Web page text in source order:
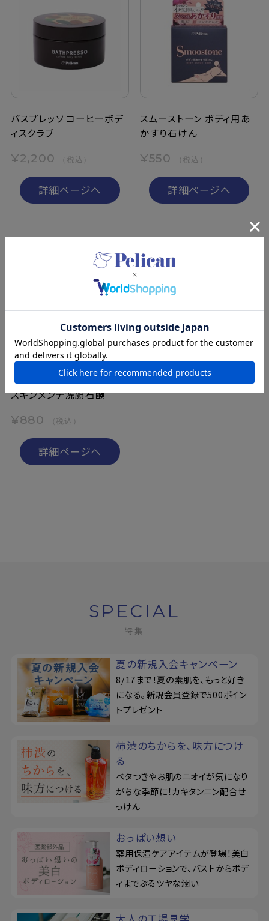
バスプレッソ コーヒーボデ
ィスクラブ
¥2,200 （税込）
詳細ページへ
スムーストーン ボディ用あ
かすり石けん
¥550 （税込）
詳細ページへ
スキンメンテ洗顔石鹸
¥880 （税込）
詳細ページへ
SPECIAL
特集
夏の新規入会キャンペーン
8/17まで！夏の素肌を、もっと好き
になる。新規会員登録で500ポイン
トプレゼント
柿渋のちからを、味方につけ
る
ベタつきやお肌のニオイが気になり
がちな季節に！カキタンニン配合せ
っけん
おっぱい想い
薬用保湿ケアアイテムが登場！美白
ボディローションで、バストからボデ
ィまでぷるツヤな潤い